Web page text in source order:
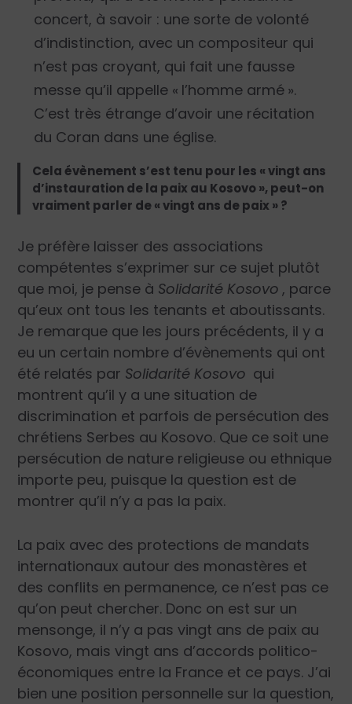
concert, à savoir : une sorte de volonté
d’indistinction, avec un compositeur qui
n’est pas croyant, qui fait une fausse
messe qu’il appelle « l’homme armé ».
C’est très étrange d’avoir une récitation
du Coran dans une église.
Cela évènement s’est tenu pour les « vingt ans
d’instauration de la paix au Kosovo », peut-on
vraiment parler de « vingt ans de paix » ?
Je préfère laisser des associations
compétentes s’exprimer sur ce sujet plutôt
que moi, je pense à Solidarité Kosovo , parce
qu’eux ont tous les tenants et aboutissants.
Je remarque que les jours précédents, il y a
eu un certain nombre d’évènements qui ont
été relatés par Solidarité Kosovo qui
montrent qu’il y a une situation de
discrimination et parfois de persécution des
chrétiens Serbes au Kosovo. Que ce soit une
persécution de nature religieuse ou ethnique
importe peu, puisque la question est de
montrer qu’il n’y a pas la paix.
La paix avec des protections de mandats
internationaux autour des monastères et
des conflits en permanence, ce n’est pas ce
qu’on peut chercher. Donc on est sur un
mensonge, il n’y a pas vingt ans de paix au
Kosovo, mais vingt ans d’accords politico-
économiques entre la France et ce pays. J’ai
bien une position personnelle sur la question,